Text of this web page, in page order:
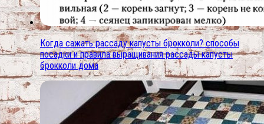
Когда сажать рассаду капусты брокколи? способы
посадки и правила выращивания рассады капусты
брокколи дома